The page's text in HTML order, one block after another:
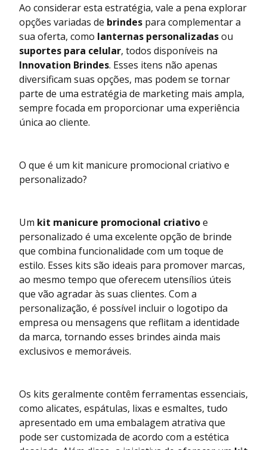
Ao considerar esta estratégia, vale a pena explorar
opções variadas de brindes para complementar a
sua oferta, como lanternas personalizadasou
suportes para celular, todos disponíveis na
Innovation Brindes. Esses itens não apenas
diversificam suas opções, mas podem se tornar
parte de uma estratégia de marketing mais ampla,
sempre focada em proporcionar uma experiência
única ao cliente.
O que é um kit manicure promocional criativo e
personalizado?
Um kit manicure promocional criativoe
personalizado é uma excelente opção de brinde
que combina funcionalidade com um toque de
estilo. Esses kits são ideais para promover marcas,
ao mesmo tempo que oferecem utensílios úteis
que vão agradar às suas clientes. Com a
personalização, é possível incluir o logotipo da
empresa ou mensagens que reflitam a identidade
da marca, tornando esses brindes ainda mais
exclusivos e memoráveis.
Os kits geralmente contêm ferramentas essenciais,
como alicates, espátulas, lixas e esmaltes, tudo
apresentado em uma embalagem atrativa que
pode ser customizada de acordo com a estética